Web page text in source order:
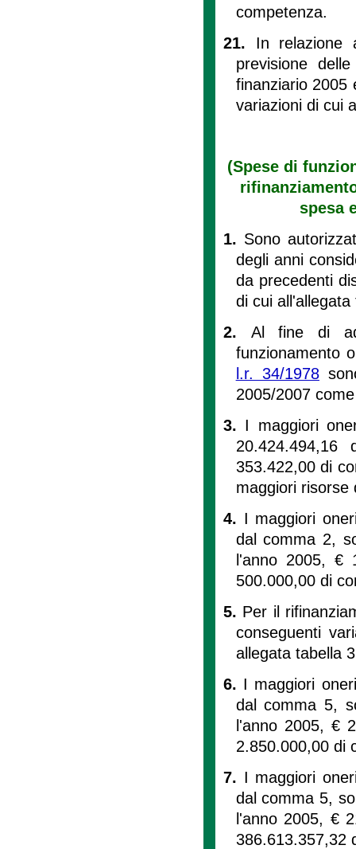
competenza.
21. In relazione
previsione
finanziario 2005
variazioni di cui
(Spese di
spesa
1. Sono
degli anni
da precedenti
di cui all'allegata
2. Al fine di
funzionamento
l.r. 34/1978
2005/2007
3. I maggiori
353.422,00 di
maggiori risorse
4. I maggiori
dal comma 2,
l'anno 2005, €
500.000,00 di
5. Per il
conseguenti
allegata tabella
6. I maggiori
dal comma 5,
l'anno 2005, €
2.850.000,00 di
7. I maggiori
dal comma 5,
l'anno 2005, €
386.613.357,32